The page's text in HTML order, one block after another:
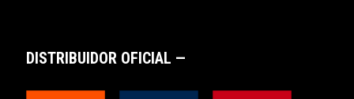
DISTRIBUIDOR OFICIAL —